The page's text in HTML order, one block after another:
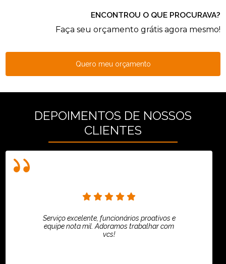
ENCONTROU O QUE PROCURAVA?
Faça seu orçamento grátis agora mesmo!
Quero meu orçamento
DEPOIMENTOS DE NOSSOS
CLIENTES
Serviço excelente, funcionários proativos e
equipe nota mil. Adoramos trabalhar com
vcs!